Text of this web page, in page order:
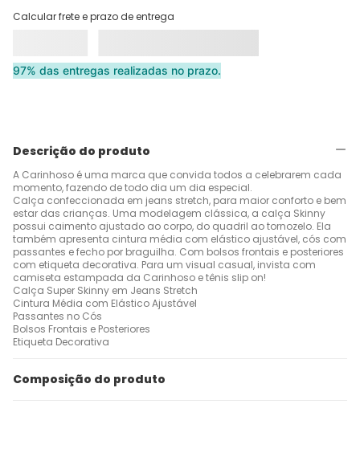
Calcular frete e prazo de entrega
97% das entregas realizadas no prazo.
Descrição do produto
A Carinhoso é uma marca que convida todos a celebrarem cada
momento, fazendo de todo dia um dia especial.
Calça confeccionada em jeans stretch, para maior conforto e bem
estar das crianças. Uma modelagem clássica, a calça Skinny
possui caimento ajustado ao corpo, do quadril ao tornozelo. Ela
também apresenta cintura média com elástico ajustável, cós com
passantes e fecho por braguilha. Com bolsos frontais e posteriores
com etiqueta decorativa. Para um visual casual, invista com
camiseta estampada da Carinhoso e tênis slip on!
Calça Super Skinny em Jeans Stretch
Cintura Média com Elástico Ajustável
Passantes no Cós
Bolsos Frontais e Posteriores
Etiqueta Decorativa
Composição do produto